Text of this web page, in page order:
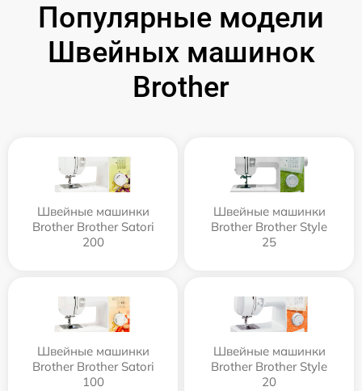
Популярные модели
Швейных машинок
Brother
Швейные машинки
Brother Brother Satori
200
Швейные машинки
Brother Brother Style
25
Швейные машинки
Brother Brother Satori
100
Швейные машинки
Brother Brother Style
20